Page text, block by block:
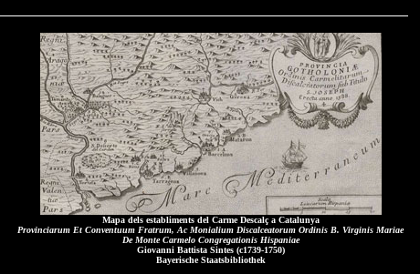
Mapa dels establiments del Carme Descalç a Catalunya
Provinciarum Et Conventuum Fratrum, Ac Monialium Discalceatorum Ordinis B. Virginis Mariae
De Monte Carmelo Congregationis Hispaniae
Giovanni Battista Sintes (c1739-1750)
Bayerische Staatsbibliothek